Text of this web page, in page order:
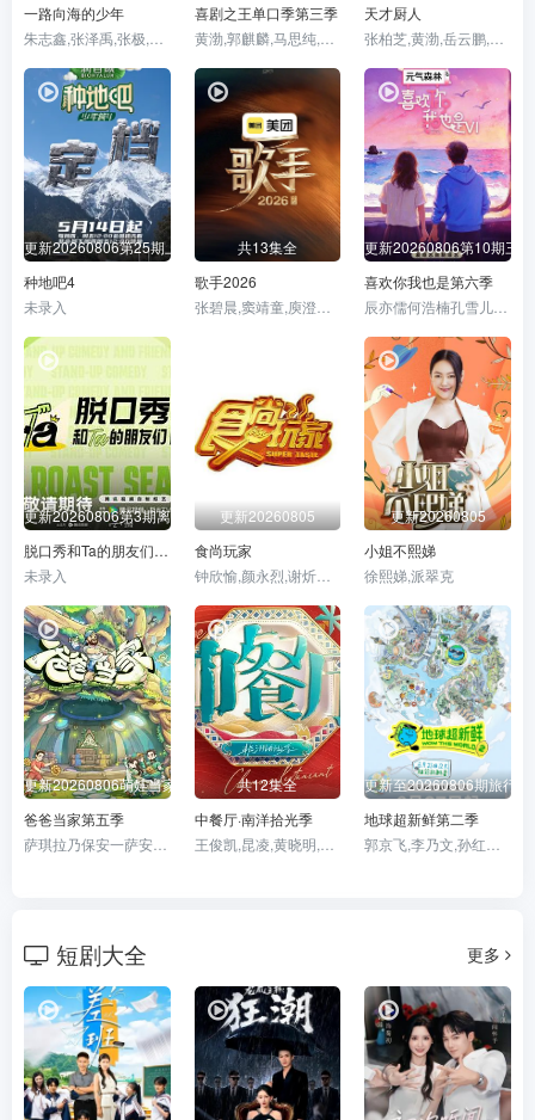
一路向海的少年
喜剧之王单口季第三季
天才厨人
更新20260806第25期上
种地吧4
未录入
共13集全
歌手2026
张碧晨,窦靖童,庾澄庆,胡彦斌,魏如萱,齐豫,尤长靖,周兴哲,Stanaj·Albert
更新20260806第10期三
喜欢你我也是第六季
更新20260806第3期离场之后
脱口秀和Ta的朋友们第三季
未录入
更新20260805
食尚玩家
钟欣愉,颜永烈,谢炘昊,陈秉立
更新20260805
小姐不熙娣
徐熙娣,派翠克
更新20260806萌娃当家第12期
爸爸当家第五季
共12集全
中餐厅·南洋拾光季
更新至20260806期旅行日
地球超新鲜第二季
短剧大全 更多